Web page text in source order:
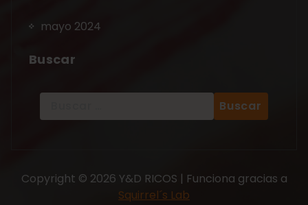
mayo 2024
Buscar
Copyright © 2026 Y&D RICOS | Funciona gracias a
Squirrel´s Lab